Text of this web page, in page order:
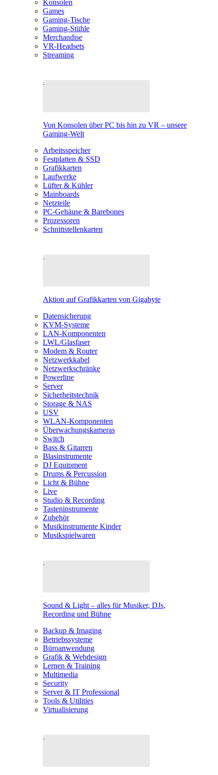
Konsolen
Games
Gaming-Tische
Gaming-Stühle
Merchandise
VR-Headsets
Streaming
Von Konsolen über PC bis hin zu VR – unsere
Gaming-Welt
Arbeitsspeicher
Festplatten & SSD
Grafikkarten
Laufwerke
Lüfter & Kühler
Mainboards
Netzteile
PC-Gehäuse & Barebones
Prozessoren
Schnittstellenkarten
Aktion auf Grafikkarten von Gigabyte
Datensicherung
KVM-Systeme
LAN-Komponenten
LWL/Glasfaser
Modem & Router
Netzwerkkabel
Netzwerkschränke
Powerline
Server
Sicherheitstechnik
Storage & NAS
USV
WLAN-Komponenten
Überwachungskameras
Switch
Bass & Gitarren
Blasinstrumente
DJ Equipment
Drums & Percussion
Licht & Bühne
Live
Studio & Recording
Tasteninstrumente
Zubehör
Musikinstrumente Kinder
Musikspielwaren
Sound & Light – alles für Musiker, DJs,
Recording und Bühne
Backup & Imaging
Betriebssysteme
Büroanwendung
Grafik & Webdesign
Lernen & Training
Multimedia
Security
Server & IT Professional
Tools & Utilities
Virtualisierung